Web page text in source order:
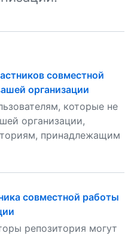
совместной
организации
которые не
организации,
принадлежащим
совместной работы
репозитория могут